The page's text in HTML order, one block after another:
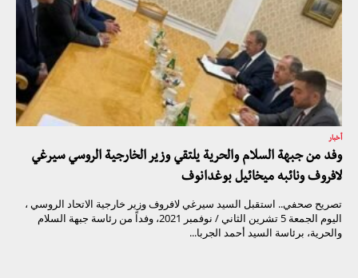
أخبار
وفد من جبهة السلام والحرية يلتقي وزير الخارجية الروسي سيرغي
لافروف ونائبه ميخائيل بوغدانوف
تصريح صحفي.. استقبل السيد سيرغي لافروف وزير خارجية الاتحاد الروسي ،
اليوم الجمعة 5 تشرين الثاني / نوفمبر 2021، وفداً من رئاسة جبهة السلام
والحرية، برئاسة السيد أحمد الجربا...